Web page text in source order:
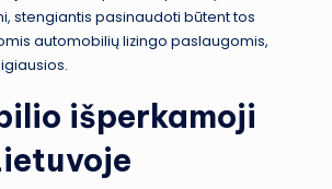
stengiantis pasinaudoti būtent tos
automobilių lizingo paslaugomis,
išperkamoji